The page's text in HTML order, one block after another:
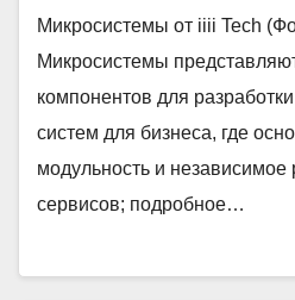
Микросистемы от iiii Tech
Микросистемы
компонентов для
систем для бизнеса, где
модульность и независимое
сервисов; подробное…